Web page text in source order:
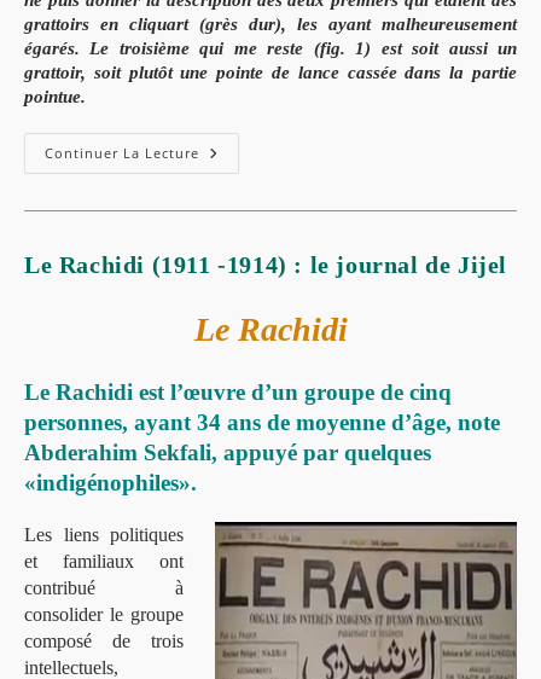
grattoirs en cliquart (grès dur), les ayant malheureusement
égarés. Le troisième qui me reste (fig. 1) est soit aussi un
grattoir, soit plutôt unepointe de lance cassée dans la partie
pointue.
Continuer La Lecture
Le Rachidi (1911 -1914) : le journal de Jijel
Le Rachidi
Le Rachidi est l’œuvre d’un groupe de cinq
personnes, ayant 34 ans de moyenne d’âge, note
Abderahim Sekfali, appuyé par quelques
«indigénophiles».
Les liens politiques
et familiaux ont
contribué à
consolider le groupe
composé de trois
intellectuels,